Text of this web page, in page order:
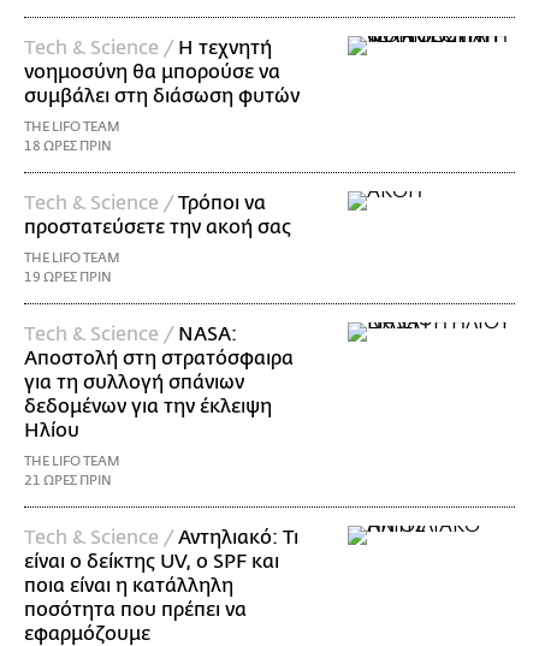
Τech & Science / Η τεχνητή
νοημοσύνη θα μπορούσε να
συμβάλει στη διάσωση φυτών
THE LIFO TEAM
18 ΩΡΕΣ ΠΡΙΝ
Τech & Science /Τρόποι να
προστατεύσετε την ακοή σας
THE LIFO TEAM
19 ΩΡΕΣ ΠΡΙΝ
Τech & Science / NASA:
Αποστολή στη στρατόσφαιρα
για τη συλλογή σπάνιων
δεδομένων για την έκλειψη
Ηλίου
THE LIFO TEAM
21 ΩΡΕΣ ΠΡΙΝ
Τech & Science /Αντηλιακό: Τι
είναι ο δείκτης UV, ο SPF και
ποια είναι η κατάλληλη
ποσότητα που πρέπει να
εφαρμόζουμε